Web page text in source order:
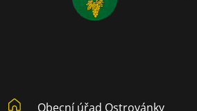
Obecní úřad Ostrovánky